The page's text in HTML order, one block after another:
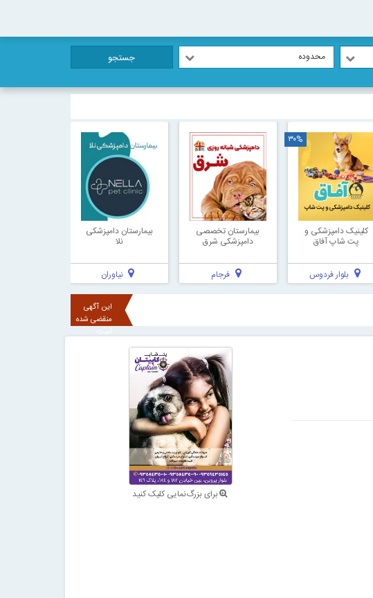
محدوده جستجو
کلینیک دامپزشکی و
پت شاپ آفاق
۳۰%
بلوار فردوس
بیمارستان تخصصی
دامپزشکی شرق
فرجام
بیمارستان دامپزشکی
نلا
نیاوران
این آگهی
منقضی شده
است.
برای بزرگ‌نمایی کلیک کنید